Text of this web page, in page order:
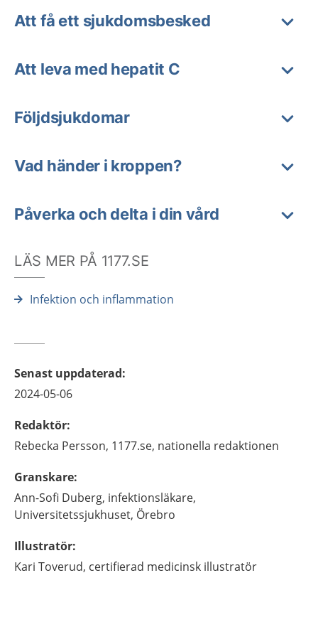
Att få ett sjukdomsbesked
Att leva med hepatit C
Följdsjukdomar
Vad händer i kroppen?
Påverka och delta i din vård
LÄS MER PÅ 1177.SE
Infektion och inflammation
Senast uppdaterad:
2024-05-06
Redaktör:
Rebecka Persson, 1177.se, nationella redaktionen
Granskare:
Ann-Sofi Duberg, infektionsläkare,
Universitetssjukhuset, Örebro
Illustratör:
Kari Toverud, certifierad medicinsk illustratör